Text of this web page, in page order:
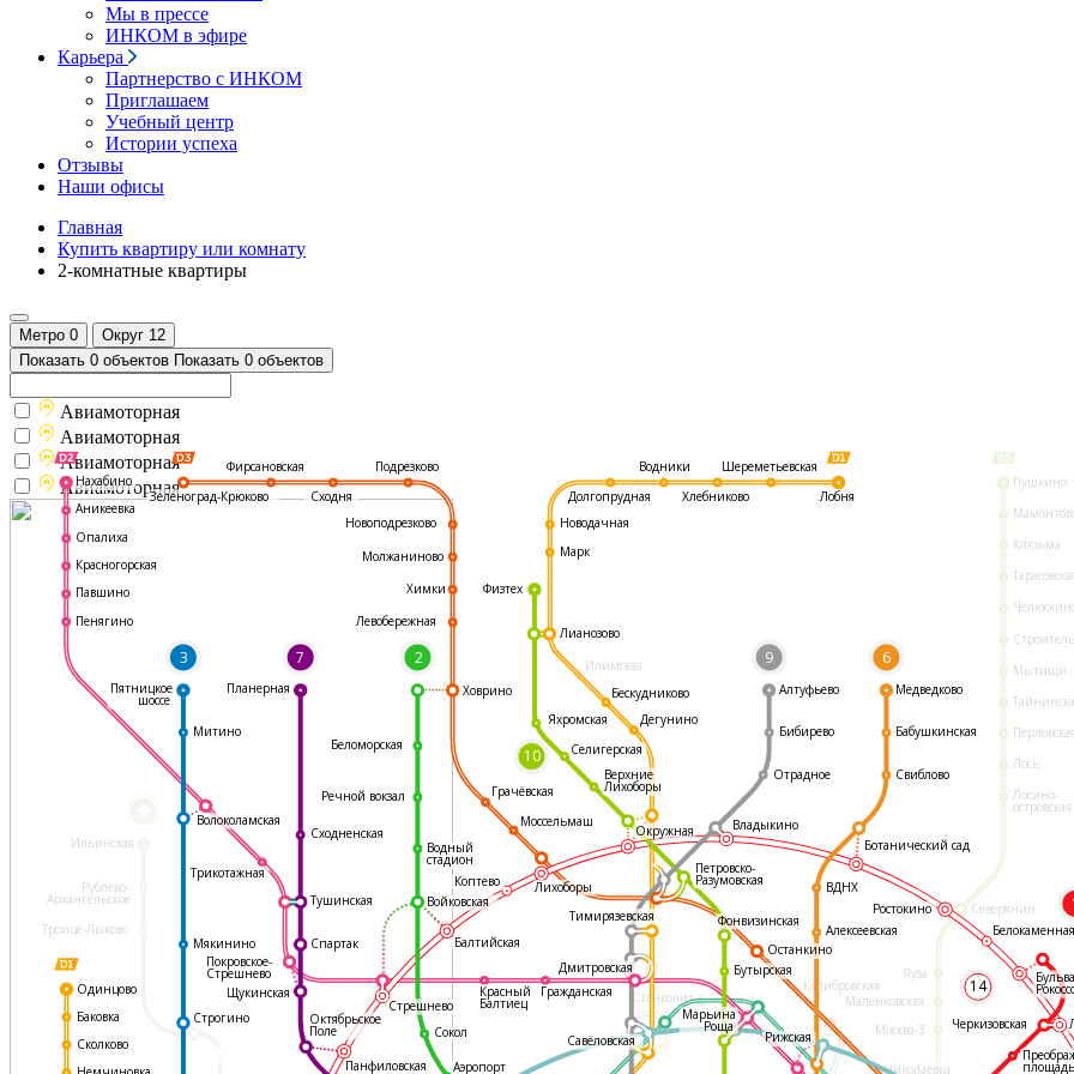
Мы в прессе
ИНКОМ в эфире
Карьера
Партнерство с ИНКОМ
Приглашаем
Учебный центр
Истории успеха
Отзывы
Наши офисы
Главная
Купить квартиру или комнату
2-комнатные квартиры
Метро 0 Округ 12
Показать 0 объектов Показать 0 объектов
Илимская
Пушкино
Клязьма
Мытищи
Лось
Лосино-
островская
Северянин
Яуза
Маленковская
Москва-3
Николаевка
Ильинская
Рублево-
Архангельское
Троице-Лыково
Калибровская
Станколит
3 7
14
2 9 6
10
Фирсановская
Сходня
Подрезково
Новоподрезково
Молжаниново
Химки
Левобережная
Ховрино
Грачёвская
Моссельмаш
Останкино
Медведково
Бабушкинская
Свиблово
ВДНХ
Алексеевская
Рижская
Аэропорт
Сокол
Красный
Балтиец
Гражданская
Дмитровская
Коптево Лихоборы
Балтийская
Войковская
Водный
стадион
Сходненская
Трикотажная
Волоколамская
Тушинская
Мякинино
Строгино
Митино
Нахабино
Аникеевка
Опалиха
Красногорская
Павшино
Пенягино
Одинцово
Баковка
Сколково
Пятницкое
шоссе
Планерная
Спартак
Стрешнево
Щукинская
Октябрьское
Поле
Панфиловская
Окружная
Дегунино
Бескудниково
Верхние
Лихоборы
Селигерская
Физтех
Яхромская
Марк
Лианозово
Новодачная
Речной вокзал
Беломорская
Долгопрудная
Водники
Хлебниково
Шереметьевская
Лобня
Тимирязевская
Марьина
Роща
Савёловская
Фонвизинская
Бутырская
Петровско-
Разумовская
Покровское-
Стрешнево
Бибирево
Отрадное
Владыкино
Ботанический сад
Алтуфьево
Ростокино
Черкизовская
площадь
Зеленоград-Крюково
Авиамоторная
Авиамоторная
Авиамоторная
Авиамоторная